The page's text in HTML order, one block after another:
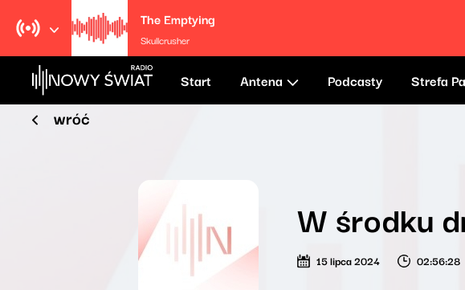
The Emptying
Skullcrusher
Start Antena Podcasty Strefa
wróć
W środku
15 lipca 2024 02:56:28